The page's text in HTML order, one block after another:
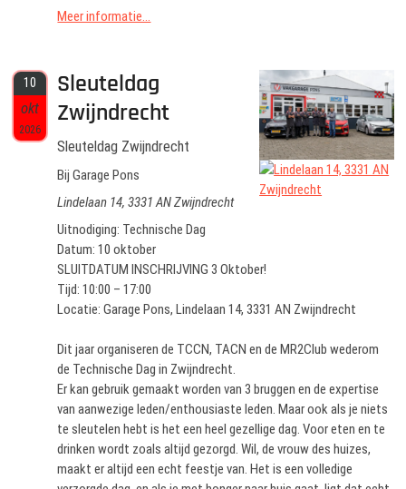
Meer informatie...
10
okt
2026
Sleuteldag
Zwijndrecht
Sleuteldag Zwijndrecht
Bij Garage Pons
Lindelaan 14, 3331 AN Zwijndrecht
Uitnodiging: Technische Dag
Datum: 10 oktober
SLUITDATUM INSCHRIJVING 3 Oktober!
Tijd: 10:00 – 17:00
Locatie: Garage Pons, Lindelaan 14, 3331 AN Zwijndrecht
Dit jaar organiseren de TCCN, TACN en de MR2Club wederom
de Technische Dag in Zwijndrecht.
Er kan gebruik gemaakt worden van 3 bruggen en de expertise
van aanwezige leden/enthousiaste leden. Maar ook als je niets
te sleutelen hebt is het een heel gezellige dag. Voor eten en te
drinken wordt zoals altijd gezorgd. Wil, de vrouw des huizes,
maakt er altijd een echt feestje van. Het is een volledige